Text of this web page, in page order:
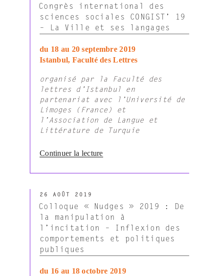
littérature
(2019) »
LE
Congrès international des
sciences sociales CONGIST’ 19
– La Ville et ses langages
du 18 au 20 septembre 2019
Istanbul, Faculté des Lettres
organisé par la Faculté des
lettres d’Istanbul en
partenariat avec l’Université de
Limoges (France) et
l’Association de Langue et
Littérature de Turquie
Continuer la lecturede
international
sociales
CONGIST’
19
–
et
PUBLIÉ
LE
26 AOÛT 2019
Colloque « Nudges » 2019 : De
la manipulation à
l’incitation – Inflexion des
comportements et politiques
publiques
du 16 au 18 octobre 2019